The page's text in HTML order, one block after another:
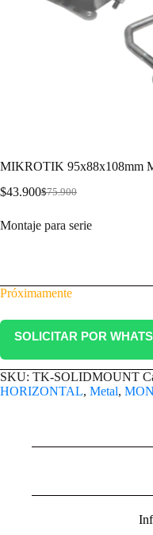
MIKROTIK 95x88x108mm
$75.900
$43.900
Montaje para serie
Próximamente
SOLICITAR POR
SKU: TK-SOLIDMOUNT
HORIZONTAL, Metal,